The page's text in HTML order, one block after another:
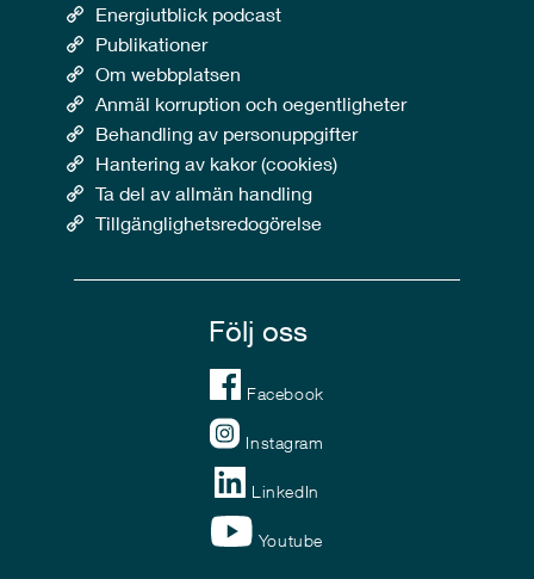
Energiutblick podcast
Publikationer
Om webbplatsen
Anmäl korruption och oegentligheter
Behandling av personuppgifter
Hantering av kakor (cookies)
Ta del av allmän handling
Tillgänglighetsredogörelse
Följ oss
Facebook
Instagram
LinkedIn
Youtube